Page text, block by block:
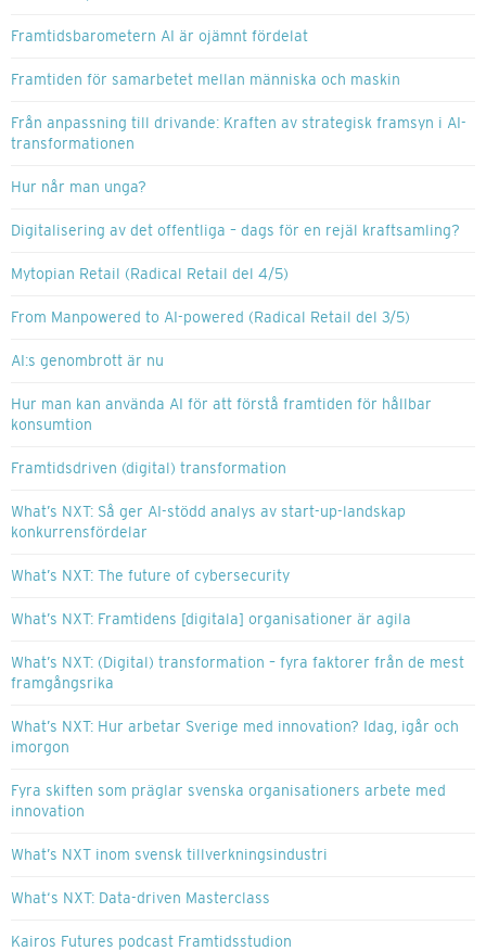
Framtidsbarometern AI är ojämnt fördelat
Framtiden för samarbetet mellan människa och maskin
Från anpassning till drivande: Kraften av strategisk framsyn i AI-
transformationen
Hur når man unga?
Digitalisering av det offentliga – dags för en rejäl kraftsamling?
Mytopian Retail (Radical Retail del 4/5)
From Manpowered to AI-powered (Radical Retail del 3/5)
AI:s genombrott är nu
Hur man kan använda AI för att förstå framtiden för hållbar
konsumtion
Framtidsdriven (digital) transformation
What’s NXT: Så ger AI-stödd analys av start-up-landskap
konkurrensfördelar
What’s NXT: The future of cybersecurity
What’s NXT: Framtidens [digitala] organisationer är agila
What’s NXT: (Digital) transformation – fyra faktorer från de mest
framgångsrika
What’s NXT: Hur arbetar Sverige med innovation? Idag, igår och
imorgon
Fyra skiften som präglar svenska organisationers arbete med
innovation
What’s NXT inom svensk tillverkningsindustri
What‘s NXT: Data-driven Masterclass
Kairos Futures podcast Framtidsstudion